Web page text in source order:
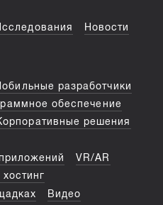
Новости
разработчики
обеспечение
решения
VR/AR
Видео